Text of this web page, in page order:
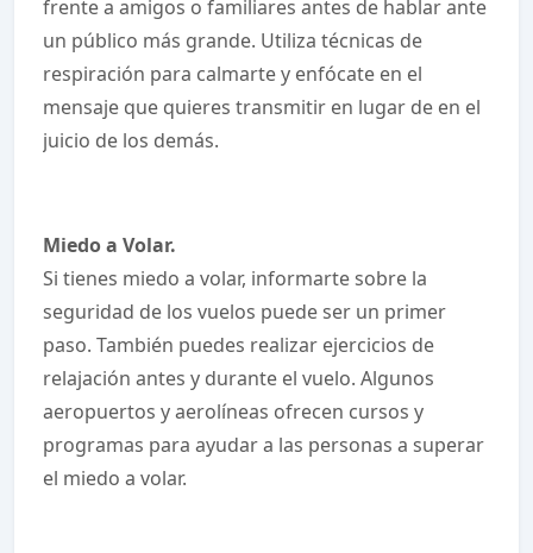
frente a amigos o familiares antes de hablar ante
un público más grande. Utiliza técnicas de
respiración para calmarte y enfócate en el
mensaje que quieres transmitir en lugar de en el
juicio de los demás.
Miedo a Volar.
Si tienes miedo a volar, informarte sobre la
seguridad de los vuelos puede ser un primer
paso. También puedes realizar ejercicios de
relajación antes y durante el vuelo. Algunos
aeropuertos y aerolíneas ofrecen cursos y
programas para ayudar a las personas a superar
el miedo a volar.